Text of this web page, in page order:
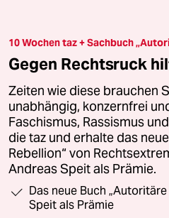
10 Wochen taz + Sachbuch
Gegen Rechtsruck
Zeiten wie diese brauchen
unabhängig, konzernfrei
Faschismus, Rassismus
die taz und erhalte das
Rebellion“ von
Andreas Speit als Prämie.
Das neue Buch
Speit als Prämie